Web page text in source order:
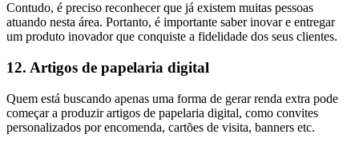
Contudo, é preciso reconhecer que já existem muitas pessoas
atuando nesta área. Portanto, é importante saber inovar e entregar
um produto inovador que conquiste a fidelidade dos seus clientes.
12. Artigos de papelaria digital
Quem está buscando apenas uma forma de gerar renda extra pode
começar a produzir artigos de papelaria digital, como convites
personalizados por encomenda, cartões de visita, banners etc.